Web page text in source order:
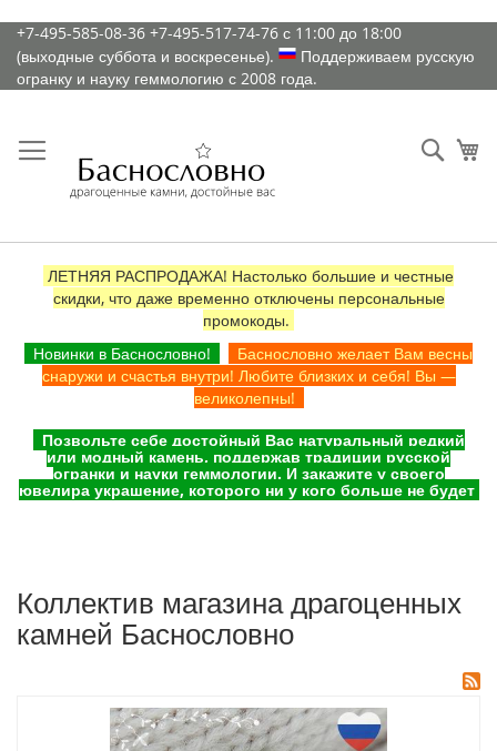
К
содержимому
+7-495-585-08-36 +7-495-517-74-76 с 11:00 до 18:00
(выходные суббота и воскресенье).
Поддерживаем русскую
огранку и науку геммологию с 2008 года.
ЛЕТНЯЯ РАСПРОДАЖА! Настолько большие и честные
скидки, что даже временно отключены персональные
промокоды.
Новинки в Баснословно!
Баснословно желает Вам весны
снаружи и счастья внутри! Любите близких и себя! Вы —
великолепны!
Позвольте себе достойный Вас натуральный редкий
или модный камень, поддержав традиции русской
огранки и науки геммологии. И закажите у своего
ювелира украшение, которого ни у кого больше не будет
Коллектив магазина драгоценных
камней Баснословно